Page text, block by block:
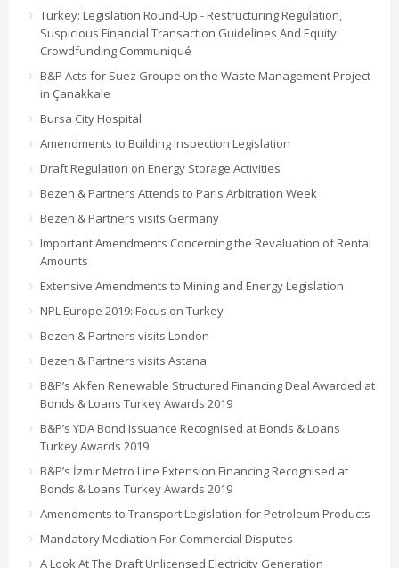
Turkey: Legislation Round-Up - Restructuring Regulation,
Suspicious Financial Transaction Guidelines And Equity
Crowdfunding Communiqué
B&P Acts for Suez Groupe on the Waste Management Project
in Çanakkale
Bursa City Hospital
Amendments to Building Inspection Legislation
Draft Regulation on Energy Storage Activities
Bezen & Partners Attends to Paris Arbitration Week
Bezen & Partners visits Germany
Important Amendments Concerning the Revaluation of Rental
Amounts
Extensive Amendments to Mining and Energy Legislation
NPL Europe 2019: Focus on Turkey
Bezen & Partners visits London
Bezen & Partners visits Astana
B&P’s Akfen Renewable Structured Financing Deal Awarded at
Bonds & Loans Turkey Awards 2019
B&P’s YDA Bond Issuance Recognised at Bonds & Loans
Turkey Awards 2019
B&P’s İzmir Metro Line Extension Financing Recognised at
Bonds & Loans Turkey Awards 2019
Amendments to Transport Legislation for Petroleum Products
Mandatory Mediation For Commercial Disputes
A Look At The Draft Unlicensed Electricity Generation